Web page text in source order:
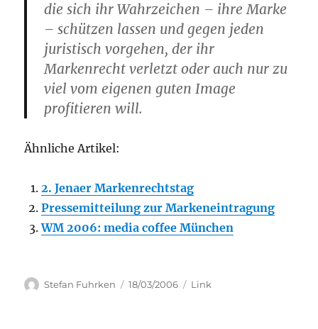
die sich ihr Wahrzeichen – ihre Marke
– schützen lassen und gegen jeden
juristisch vorgehen, der ihr
Markenrecht verletzt oder auch nur zu
viel vom eigenen guten Image
profitieren will.
Ähnliche Artikel:
2. Jenaer Markenrechtstag
Pressemitteilung zur Markeneintragung
WM 2006: media coffee München
Author
Stefan Fuhrken
Posted
18/03/2006 Categories
Link